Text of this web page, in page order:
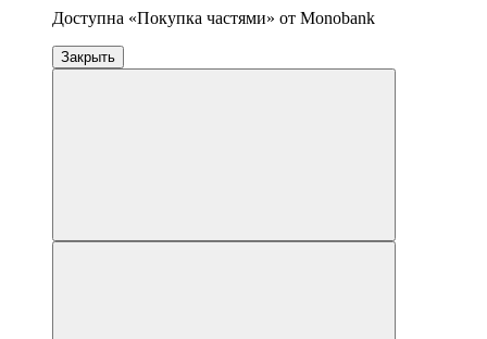
Доступна «Покупка частями» от Monobank
Закрыть